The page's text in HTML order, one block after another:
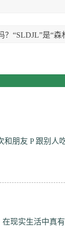
？“SLDJL”是“森
和朋友 P 跟别人
在现实生活中真有